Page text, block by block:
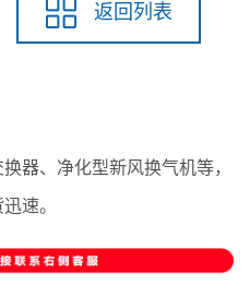
返回列表
器、净化型新风换气机等，
速。